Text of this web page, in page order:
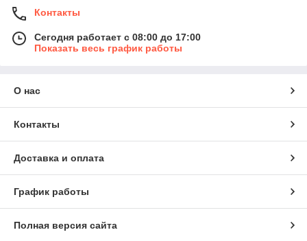
Контакты
Сегодня работает с 08:00 до 17:00
Показать весь график работы
О нас
Контакты
Доставка и оплата
График работы
Полная версия сайта